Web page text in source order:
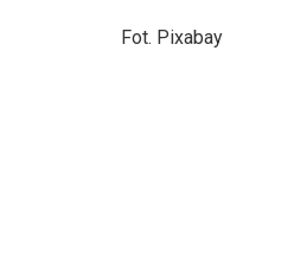
Fot. Pixabay